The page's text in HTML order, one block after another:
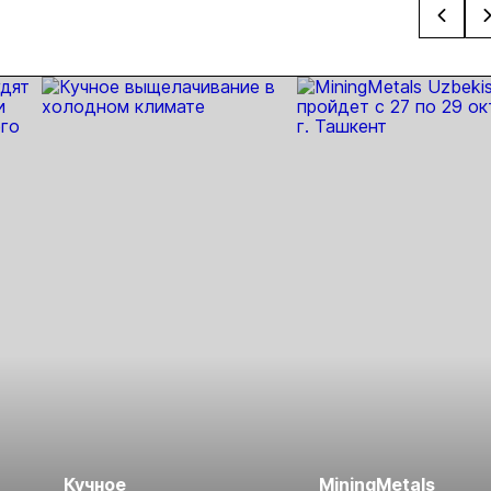
конференции в
Красноярске
«Сухого
Кучное
MiningMetals